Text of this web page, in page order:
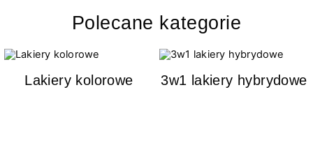
Polecane kategorie
Lakiery kolorowe 3w1 lakiery hybrydowe